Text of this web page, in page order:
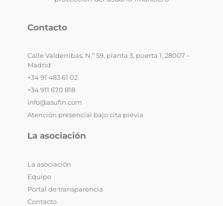
Contacto
Calle Valderribas, N.º 59, planta 3, puerta 1, 28007 –
Madrid
+34 91 483 61 02
+34 911 670 818
info@asufin.com
Atención presencial bajo cita previa
La asociación
La asociación
Equipo
Portal de transparencia
Contacto